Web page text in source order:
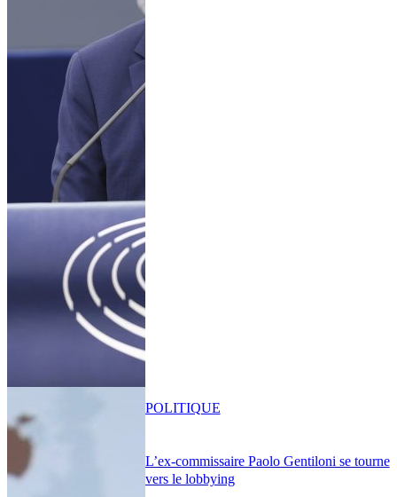
L’ex-commissaire Paolo Gentiloni se tourne
vers le lobbying
POLITIQUE